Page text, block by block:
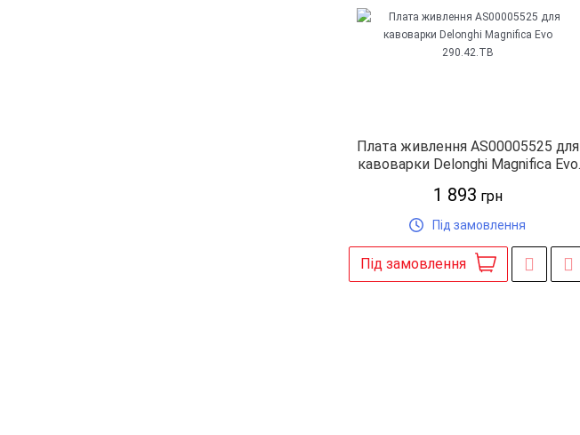
Плата живлення AS00005525 для
кавоварки Delonghi Magnifica Evo
1 893 грн
Під замовлення
Під замовлення